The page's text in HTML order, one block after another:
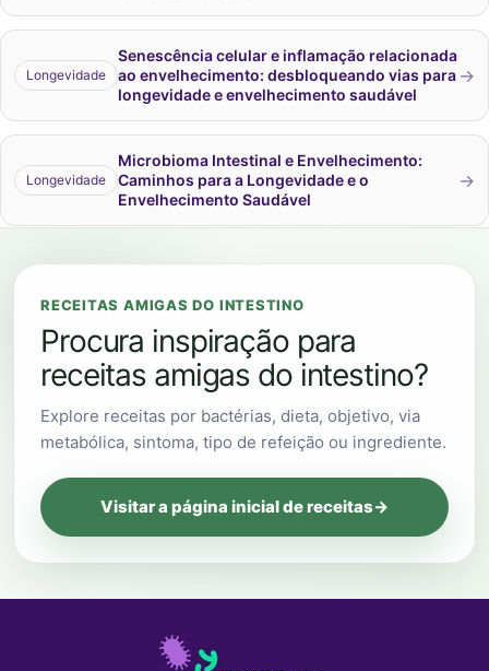
Longevidade
Senescência celular e inflamação relacionada
ao envelhecimento: desbloqueando vias para
longevidade e envelhecimento saudável
→
Longevidade
Microbioma Intestinal e Envelhecimento:
Caminhos para a Longevidade e o
Envelhecimento Saudável
→
RECEITAS AMIGAS DO INTESTINO
Procura inspiração para
receitas amigas do intestino?
Explore receitas por bactérias, dieta, objetivo, via
metabólica, sintoma, tipo de refeição ou ingrediente.
Visitar a página inicial de receitas→